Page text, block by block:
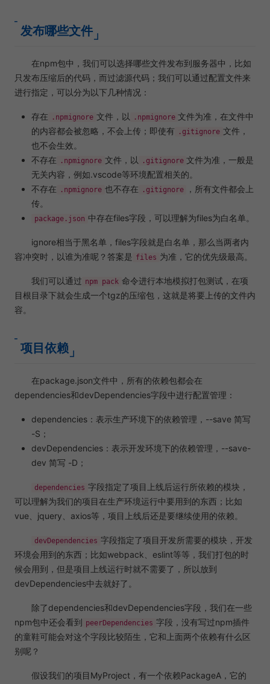
发布哪些文件
在npm包中，我们可以选择哪些文件发布到服务器中，比如
只发布压缩后的代码，而过滤源代码；我们可以通过配置文件来
进行指定，可以分为以下几种情况：
存在 .npmignore 文件，以 .npmignore 文件为准，在文件中
的内容都会被忽略，不会上传；即使有
.gitignore 文件，
也不会生效。
不存在
.npmignore 文件，以 .gitignore 文件为准，一般是
无关内容，例如.vscode等环境配置相关的。
不存在
.npmignore 也不存在 .gitignore
，所有文件都会上
传。
package.json 中存在files字段，可以理解为files为白名单。
ignore相当于黑名单，files字段就是白名单，那么当两者内
容冲突时，以谁为准呢？答案是 files 为准，它的优先级最高。
我们可以通过 npm pack 命令进行本地模拟打包测试，在项
目根目录下就会生成一个tgz的压缩包，这就是将要上传的文件内
容。
项目依赖
在package.json文件中，所有的依赖包都会在
dependencies和devDependencies字段中进行配置管理：
dependencies：表示生产环境下的依赖管理，--save 简写
-S；
devDependencies：表示开发环境下的依赖管理，--save-
dev 简写 -D；
dependencies 字段指定了项目上线后运行所依赖的模块，
可以理解为我们的项目在生产环境运行中要用到的东西；比如
vue、jquery、axios等，项目上线后还是要继续使用的依赖。
devDependencies 字段指定了项目开发所需要的模块，开发
环境会用到的东西；比如webpack、eslint等等，我们打包的时
候会用到，但是项目上线运行时就不需要了，所以放到
devDependencies中去就好了。
除了dependencies和devDependencies字段，我们在一些
npm包中还会看到 peerDependencies 字段，没有写过npm插件
的童鞋可能会对这个字段比较陌生，它和上面两个依赖有什么区
别呢？
假设我们的项目MyProject，有一个依赖PackageA，它的